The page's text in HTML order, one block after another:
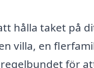
hålla taket på
villa, en
för